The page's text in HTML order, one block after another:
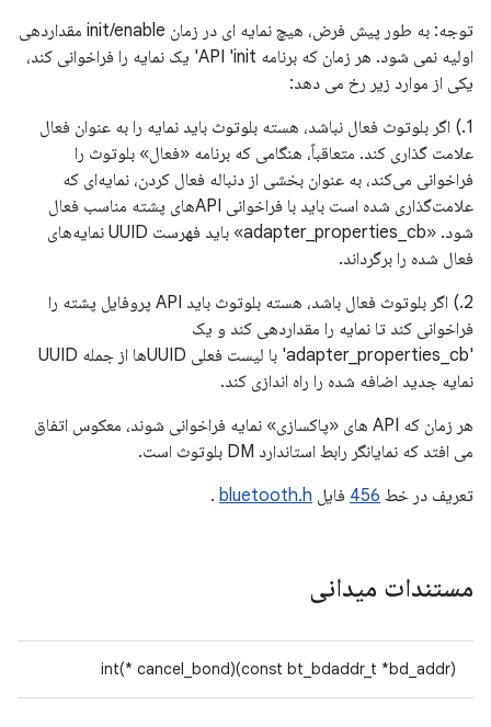
توجه: به طور پیش فرض، هیچ نمایه ای در زمان init/enable مقداردهی
اولیه نمی شود. هر زمان که برنامه API 'init' یک نمایه را فراخوانی کند،
یکی از موارد زیر رخ می دهد:
1.) اگر بلوتوث فعال نباشد، هسته بلوتوث باید نمایه را به عنوان فعال
علامت گذاری کند. متعاقباً، هنگامی که برنامه «فعال» بلوتوث را
فراخوانی می‌کند، به عنوان بخشی از دنباله فعال کردن، نمایه‌ای که
علامت‌گذاری شده است باید با فراخوانی APIهای پشته مناسب فعال
شود. «adapter_properties_cb» باید فهرست UUID نمایه‌های
فعال شده را برگرداند.
2.) اگر بلوتوث فعال باشد، هسته بلوتوث باید API پروفایل پشته را
فراخوانی کند تا نمایه را مقداردهی کند و یک
'adapter_properties_cb' با لیست فعلی UUIDها از جمله UUID
نمایه جدید اضافه شده را راه اندازی کند.
هر زمان که API های «پاکسازی» نمایه فراخوانی شوند، معکوس اتفاق
می افتد که نمایانگر رابط استاندارد DM بلوتوث است.
تعریف در خط 456 فایل bluetooth.h
.
مستندات میدانی
int(* cancel_bond)(const bt_bdaddr_t *bd_addr)